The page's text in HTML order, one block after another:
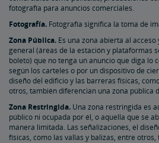
fotografía para anuncios comerciales.
Fotografía. Fotografía significa la toma de
Zona Pública. Es una zona abierta al
general (áreas de la estación y plataformas
boleto) que no tenga un anuncio que diga lo
según los carteles o por un dispositivo de
diseño del edificio y las barreras físicas,
otros, también diferencian una zona pública
Zona Restringida. Una zona restringida es
público ni ocupada por él, o aquella que se
manera limitada. Las señalizaciones, el
físicas, como las vallas y balizas, entre